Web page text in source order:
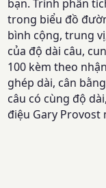
bạn. Trình phân
trong biểu đồ
bình cộng, trung
của độ dài câu,
100 kèm theo
ghép dài, cân
câu có cùng độ
điệu Gary Provost